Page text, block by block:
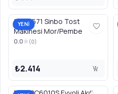
YENİ
SSM2571 Sinbo Tost
Makinesi Mor/Pembe
0.0 (0)
₺2.414